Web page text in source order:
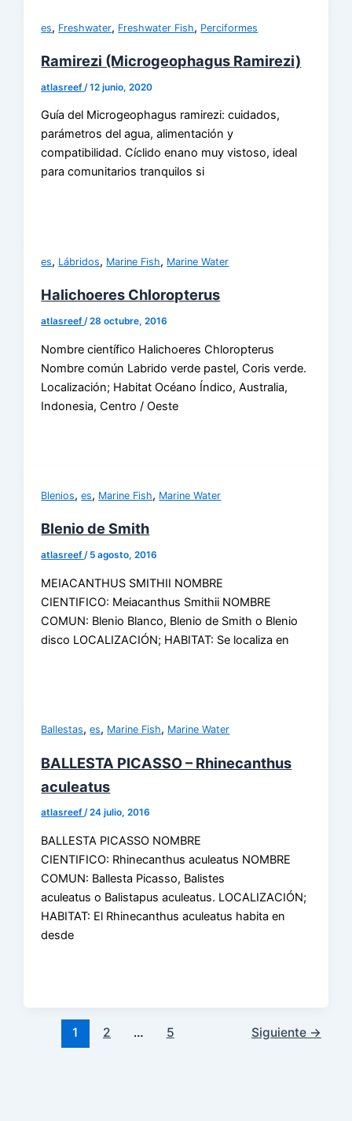
es, Freshwater, Freshwater Fish, Perciformes
Ramirezi (Microgeophagus Ramirezi)
atlasreef /12 junio, 2020
Guía del Microgeophagus ramirezi: cuidados,
parámetros del agua, alimentación y
compatibilidad. Cíclido enano muy vistoso, ideal
para comunitarios tranquilos si
es, Lábridos, Marine Fish, Marine Water
Halichoeres Chloropterus
atlasreef/28 octubre, 2016
Nombre científico Halichoeres Chloropterus
Nombre común Labrido verde pastel, Coris verde.
Localización; Habitat Océano Índico, Australia,
Indonesia, Centro / Oeste
Blenios,es, Marine Fish, Marine Water
Blenio de Smith
atlasreef/ 5 agosto, 2016
MEIACANTHUS SMITHII NOMBRE
CIENTIFICO: Meiacanthus Smithii NOMBRE
COMUN: Blenio Blanco, Blenio de Smith o Blenio
disco LOCALIZACIÓN; HABITAT: Se localiza en
Ballestas,es, Marine Fish, Marine Water
BALLESTA PICASSO – Rhinecanthus
aculeatus
atlasreef/24 julio, 2016
BALLESTA PICASSO NOMBRE
CIENTIFICO: Rhinecanthus aculeatus NOMBRE
COMUN: Ballesta Picasso, Balistes
aculeatus o Balistapus aculeatus. LOCALIZACIÓN;
HABITAT: El Rhinecanthus aculeatus habita en
desde
1 2 … 5 Siguiente →